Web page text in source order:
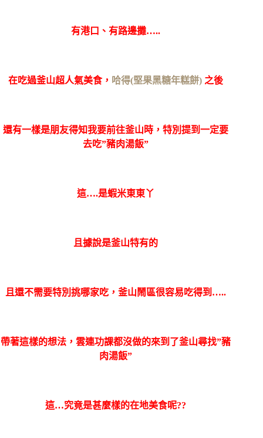
有港口、有路邊攤…..
在吃過釜山超人氣美食， 哈得(堅果黑糖年糕餅) 之後
還有一樣是朋友得知我要前往釜山時，特別提到一定要
去吃”豬肉湯飯”
這….是蝦米東東丫
且據說是釜山特有的
且還不需要特別挑哪家吃，釜山鬧區很容易吃得到…..
帶著這樣的想法，雲連功課都沒做的來到了釜山尋找”豬
肉湯飯”
這…究竟是甚麼樣的在地美食呢??